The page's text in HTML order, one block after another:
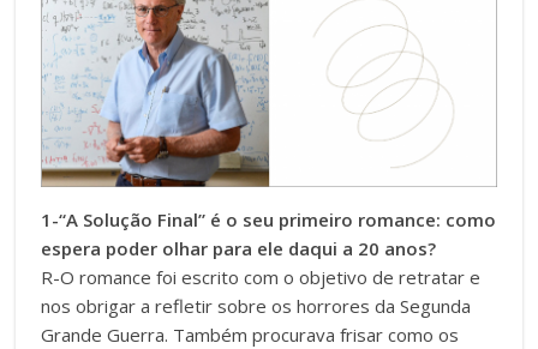
1-“A Solução Final” é o seu primeiro romance: como
espera poder olhar para ele daqui a 20 anos?
R-O romance foi escrito com o objetivo de retratar e
nos obrigar a refletir sobre os horrores da Segunda
Grande Guerra. Também procurava frisar como os